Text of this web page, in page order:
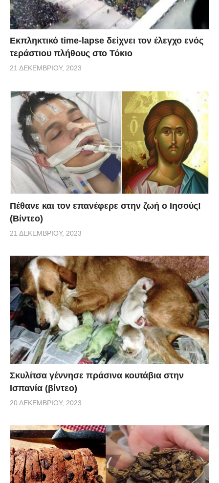
Εκπληκτικό time-lapse δείχνει τον έλεγχο ενός
τεράστιου πλήθους στο Τόκιο
21 ΔΕΚΕΜΒΡΊΟΥ, 2023
Πέθανε και τον επανέφερε στην ζωή ο Ιησούς!
(Βίντεο)
21 ΔΕΚΕΜΒΡΊΟΥ, 2023
Σκυλίτσα γέννησε πράσινα κουτάβια στην
Ισπανία (βίντεο)
20 ΔΕΚΕΜΒΡΊΟΥ, 2023